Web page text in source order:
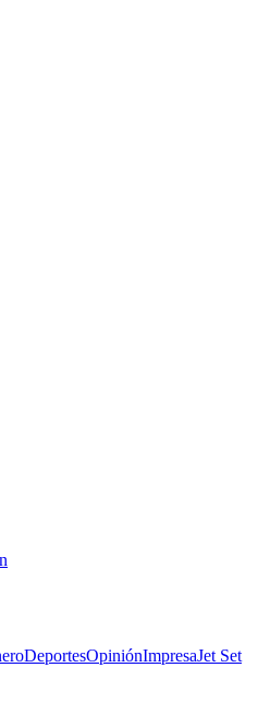
DeportesOpiniónImpresaJet Set